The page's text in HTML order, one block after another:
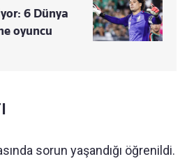
6 Dünya
oyuncu
sorun yaşandığı öğrenildi.